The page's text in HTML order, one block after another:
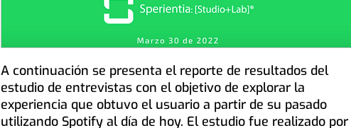
A continuación se presenta el reporte de resultados del
estudio de entrevistas con el objetivo de explorar la
experiencia que obtuvo el usuario a partir de su pasado
utilizando Spotify al día de hoy. El estudio fue realizado por